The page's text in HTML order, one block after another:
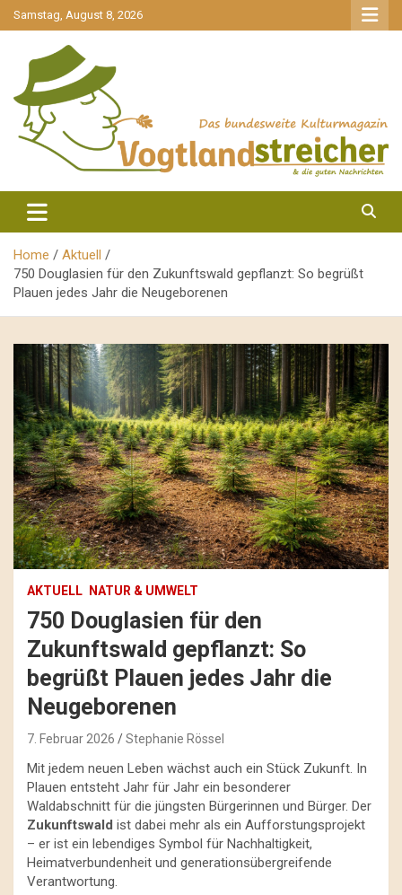
gehe
zum
Samstag, August 8, 2026
Vogtlandstreicher
Home
Aktuell
750 Douglasien für den Zukunftswald gepflanzt: So begrüßt
Plauen jedes Jahr die Neugeborenen
AKTUELL NATUR & UMWELT
750 Douglasien für den
Zukunftswald gepflanzt: So
begrüßt Plauen jedes Jahr die
Neugeborenen
7. Februar 2026 Stephanie Rössel
Mit jedem neuen Leben wächst auch ein Stück Zukunft. In
Plauen entsteht Jahr für Jahr ein besonderer
Waldabschnitt für die jüngsten Bürgerinnen und Bürger. Der
Zukunftswald ist dabei mehr als ein Aufforstungsprojekt
– er ist ein lebendiges Symbol für Nachhaltigkeit,
Heimatverbundenheit und generationsübergreifende
Verantwortung.